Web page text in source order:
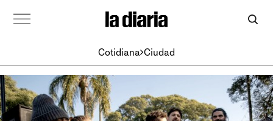
Cotidiana Ciudad